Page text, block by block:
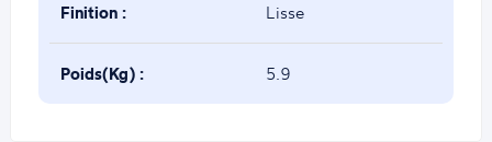
Finition : Lisse
Poids(Kg) : 5.9